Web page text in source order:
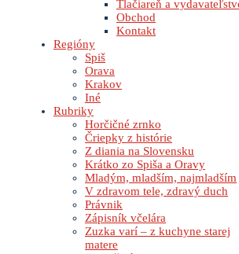
Tlačiareň a
Obchod
Kontakt
Regióny
Spiš
Orava
Krakov
Iné
Rubriky
Horčičné zrnko
Čriepky z histórie
Z diania na Slovensku
Krátko zo Spiša a Oravy
Mladým, mladším, najmladším
V zdravom tele, zdravý duch
Právnik
Zápisník včelára
Zuzka varí – z kuchyne starej
matere